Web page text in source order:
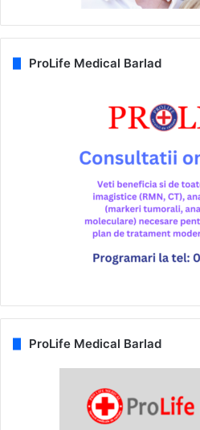
ProLife Medical Barlad
ProLife Medical Barlad